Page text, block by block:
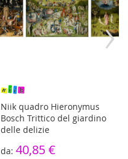
Niik quadro Hieronymus
Bosch Trittico del giardino
delle delizie
40,85 €
›